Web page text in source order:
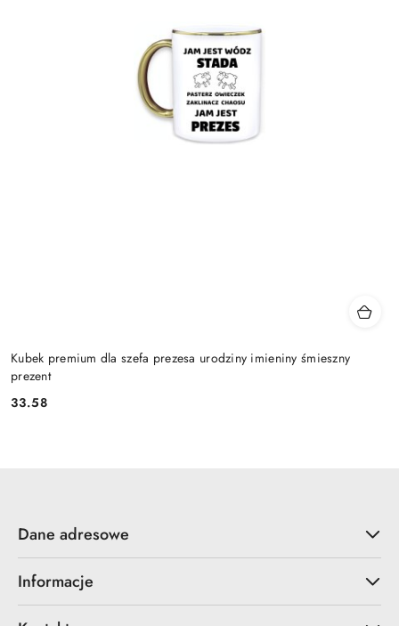
Kubek premium dla szefa prezesa urodziny imieniny śmieszny
prezent
Cena:
33.58
Dane adresowe
Informacje